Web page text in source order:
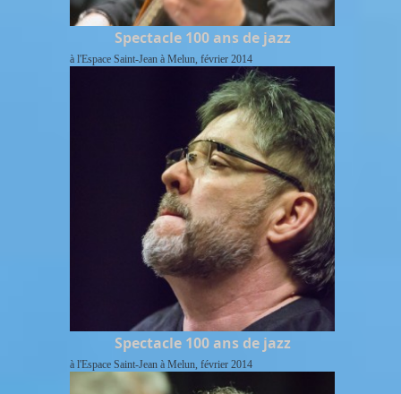
Spectacle 100 ans de jazz
à l'Espace Saint-Jean à Melun, février 2014
Spectacle 100 ans de jazz
à l'Espace Saint-Jean à Melun, février 2014